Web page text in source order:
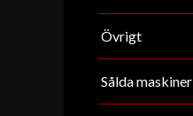
Övrigt
Sålda maskiner